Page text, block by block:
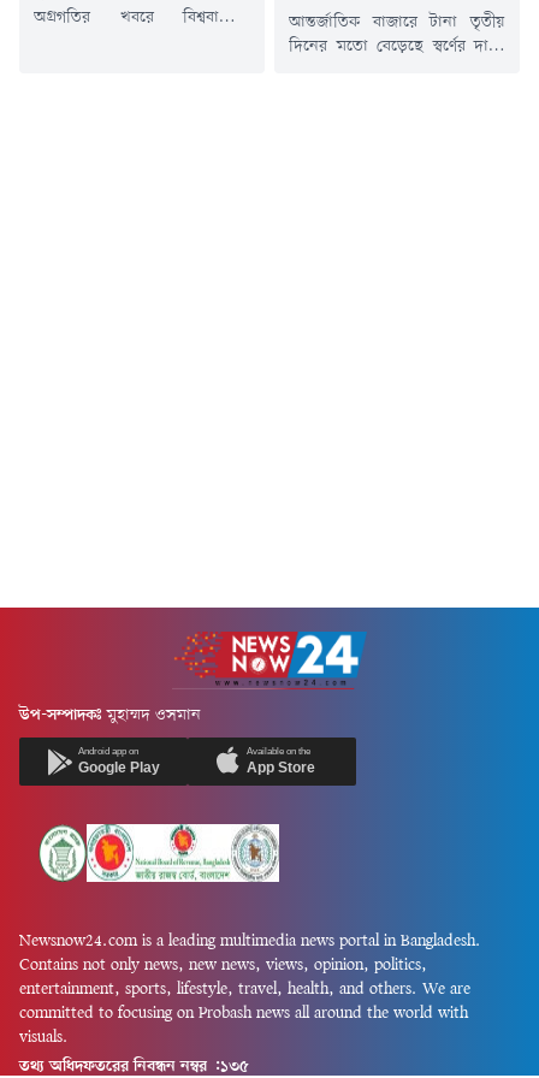
অগ্রগতির খবরে বিশ্ববাজারে
আন্তর্জাতিক বাজারে টানা তৃতীয়
দিনের মতো বেড়েছে স্বর্ণের দাম।
উপ-সম্পাদকঃ মুহাম্মদ ওসমান
Android app on
Google Play
Available on the
App Store
Newsnow24.com is a leading multimedia news portal in Bangladesh.
Contains not only news, new news, views, opinion, politics,
entertainment, sports, lifestyle, travel, health, and others. We are
committed to focusing on Probash news all around the world with
visuals.
তথ্য অধিদফতরের নিবন্ধন নম্বর :১৩৫